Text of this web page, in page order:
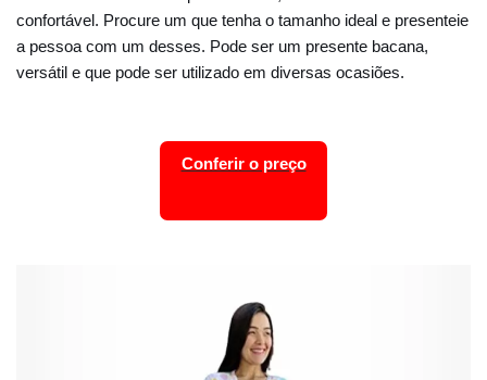
confortável. Procure um que tenha o tamanho ideal e presenteie
a pessoa com um desses. Pode ser um presente bacana,
versátil e que pode ser utilizado em diversas ocasiões.
Conferir o preço